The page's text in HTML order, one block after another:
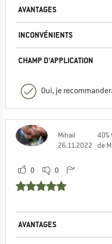
AVANTAGES
INCONVÉNIENTS
CHAMP D'APPLICATION
Oui, je
Mihail
26.11.2022
de
0 0
AVANTAGES